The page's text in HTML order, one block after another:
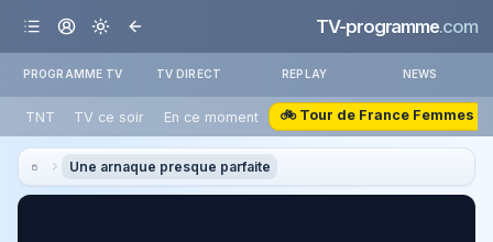
TV-programme.com
PROGRAMME TV TV DIRECT REPLAY NEWS
TNT TV ce soir En ce moment 🚲 Tour de France Femmes
Une arnaque presque parfaite